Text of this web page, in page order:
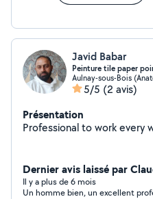
Javid Babar
Peinture tile paper
Aulnay-sous-Bois
5/5 (2 avis)
Présentation
Professional to work
Dernier avis laissé par
Il y a plus de 6 mois
Un homme bien, un excellent